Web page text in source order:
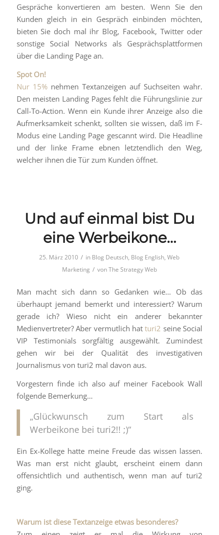
Gespräche konvertieren am besten. Wenn Sie den
Kunden gleich in ein Gespräch einbinden möchten,
bieten Sie doch mal ihr Blog, Facebook, Twitter oder
sonstige Social Networks als Gesprächsplattformen
über die Landing Page an.
Spot On!
Nur 15%nehmen Textanzeigen auf Suchseiten wahr.
Den meisten Landing Pages fehlt die Führungslinie zur
Call-To-Action. Wenn ein Kunde ihrer Anzeige also die
Aufmerksamkeit schenkt, sollten sie wissen, daß im F-
Modus eine Landing Page gescannt wird. Die Headline
und der linke Frame ebnen letztendlich den Weg,
welcher ihnen die Tür zum Kunden öffnet.
Und auf einmal bist Du
eine Werbeikone…
25. März 2010 / in Blog Deutsch, Blog English,Web
Marketing / vonThe Strategy Web
Man macht sich dann so Gedanken wie… Ob das
überhaupt jemand bemerkt und interessiert? Warum
gerade ich? Wieso nicht ein anderer bekannter
Medienvertreter? Aber vermutlich hatturi2 seine Social
VIP Testimonials sorgfältig ausgewählt. Zumindest
gehen wir bei der Qualität des investigativen
Journalismus von turi2 mal davon aus.
Vorgestern finde ich also auf meiner Facebook Wall
folgende Bemerkung…
„Glückwunsch zum Start als
Werbeikone bei turi2!! ;)“
Ein Ex-Kollege hatte meine Freude das wissen lassen.
Was man erst nicht glaubt, erscheint einem dann
offensichtlich und authentisch, wenn man auf turi2
ging.
Warum ist diese Textanzeige etwas besonderes?